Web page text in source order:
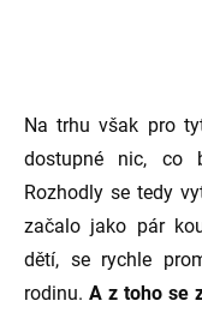
Na trhu však pro
dostupné nic, co
Rozhodly se tedy
začalo jako pár
dětí, se rychle
rodinu. A z toho se